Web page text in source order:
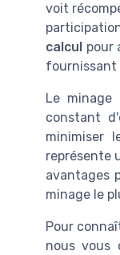
voit
calcul pour
fournissant
Le minage
constant d'
minimiser
représente
avantages
minage le
Pour
nous vous